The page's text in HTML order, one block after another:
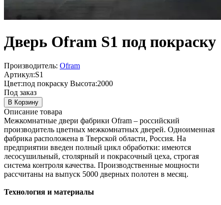
Дверь Ofram S1 под покраску
Производитель: Ofram
Артикул:S1
Цвет:под покраску Высота:2000
Под заказ
В Корзину
Описание товара
Межкомнатные двери фабрики Ofram – российский
производитель цветных межкомнатных дверей. Одноименная
фабрика расположена в Тверской области, Россия. На
предприятии введен полный цикл обработки: имеются
лесосушильный, столярный и покрасочный цеха, строгая
система контроля качества. Производственные мощности
рассчитаны на выпуск 5000 дверных полотен в месяц.
Технология и материалы